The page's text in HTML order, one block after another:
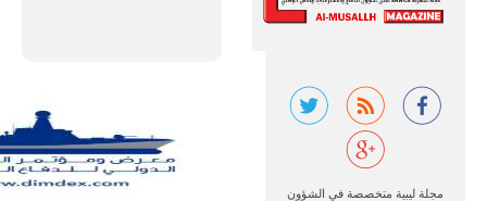
مجلة ليبية متخصصة في الشؤون
المسيرة
الروسية